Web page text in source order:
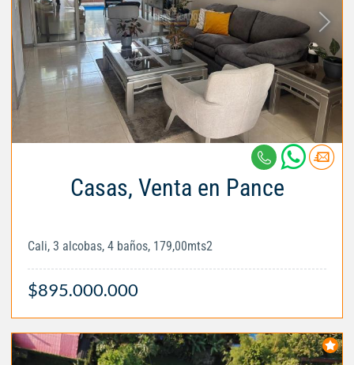
Casas, Venta en Pance
Cali, 3 alcobas, 4 baños, 179,00mts2
$895.000.000